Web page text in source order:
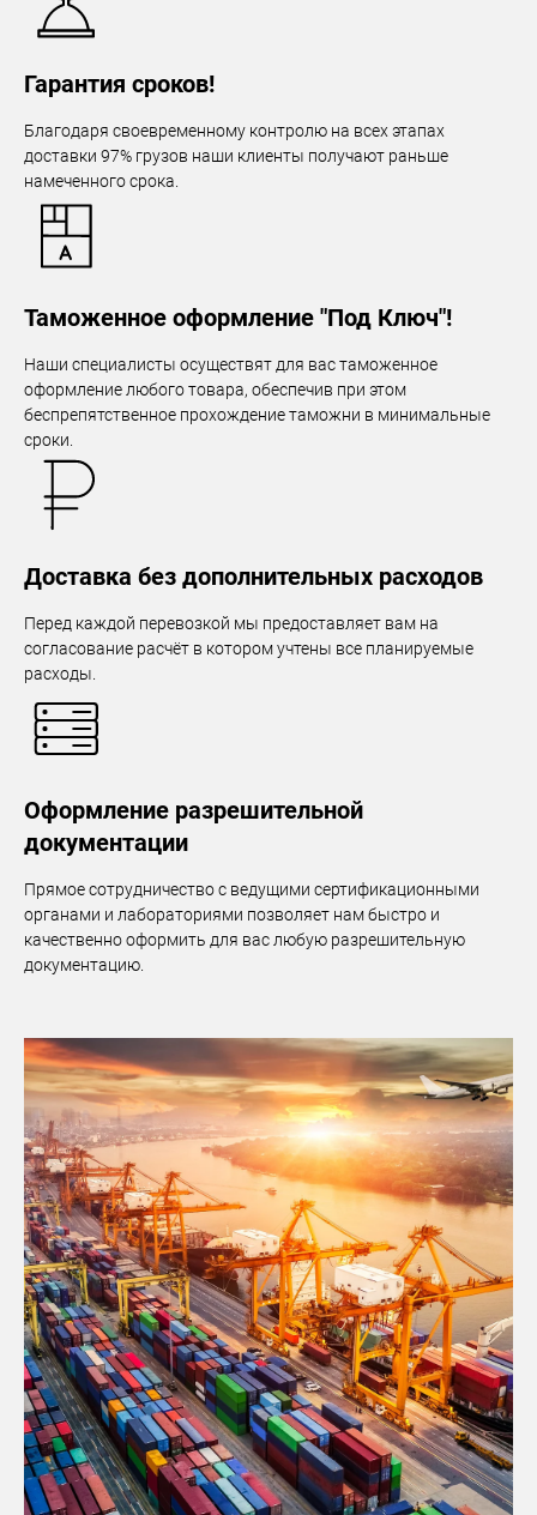
Гарантия сроков!
Благодаря своевременному контролю на всех этапах
доставки 97% грузов наши клиенты получают раньше
намеченного срока.
Таможенное оформление "Под Ключ"!
Наши специалисты осуществят для вас таможенное
оформление любого товара, обеспечив при этом
беспрепятственное прохождение таможни в минимальные
сроки.
Доставка без дополнительных расходов
Перед каждой перевозкой мы предоставляет вам на
согласование расчёт в котором учтены все планируемые
расходы.
Оформление разрешительной
документации
Прямое сотрудничество с ведущими сертификационными
органами и лабораториями позволяет нам быстро и
качественно оформить для вас любую разрешительную
документацию.